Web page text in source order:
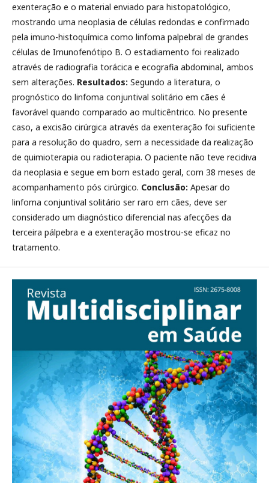
exenteração e o material enviado para histopatológico,
mostrando uma neoplasia de células redondas e confirmado
pela imuno-histoquímica como linfoma palpebral de grandes
células de Imunofenótipo B. O estadiamento foi realizado
através de radiografia torácica e ecografia abdominal, ambos
sem alterações. Resultados: Segundo a literatura, o
prognóstico do linfoma conjuntival solitário em cães é
favorável quando comparado ao multicêntrico. No presente
caso, a excisão cirúrgica através da exenteração foi suficiente
para a resolução do quadro, sem a necessidade da realização
de quimioterapia ou radioterapia. O paciente não teve recidiva
da neoplasia e segue em bom estado geral, com 38 meses de
acompanhamento pós cirúrgico. Conclusão: Apesar do
linfoma conjuntival solitário ser raro em cães, deve ser
considerado um diagnóstico diferencial nas afecções da
terceira pálpebra e a exenteração mostrou-se eficaz no
tratamento.